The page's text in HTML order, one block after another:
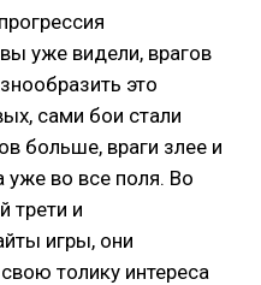
уже видели, врагов
это
сами бои стали
больше, враги злее и
уже во все поля. Во
трети и
игры, они
толику интереса